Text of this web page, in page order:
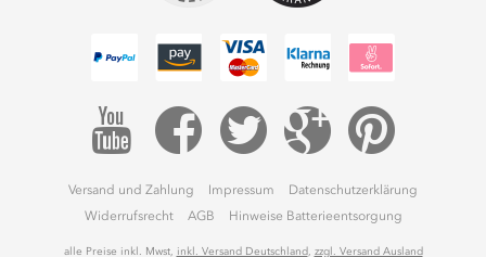
6 E C F G
Versand und Zahlung Impressum
Datenschutzerklärung
Widerrufsrecht
AGB Hinweise Batterieentsorgung
alle Preise inkl. Mwst, inkl. Versand Deutschland, zzgl. Versand Ausland